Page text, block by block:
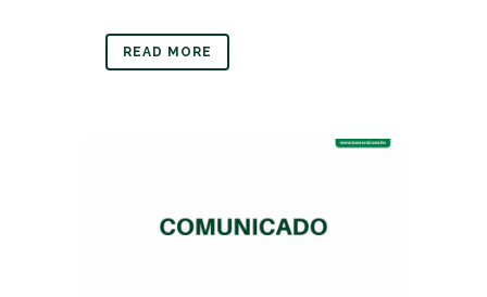
READ MORE